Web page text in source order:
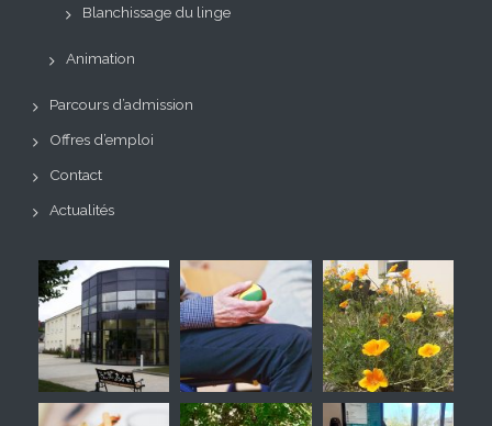
Blanchissage du linge
Animation
Parcours d’admission
Offres d’emploi
Contact
Actualités